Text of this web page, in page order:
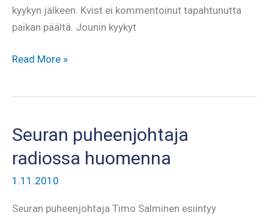
kyykyn jälkeen. Kvist ei kommentoinut tapahtunutta
paikan päältä. Jounin kyykyt
Kvist
Read More »
Seuran puheenjohtaja
radiossa huomenna
1.11.2010
Seuran puheenjohtaja Timo Salminen esiintyy